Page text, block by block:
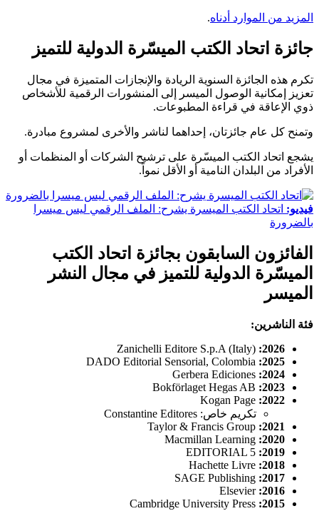
المزيد من الموارد أدناه.
جائزة اتحاد الكتب الميسّرة الدولية للتميز
تكرم هذه الجائزة السنوية الريادة والإنجازات المتميزة في مجال
تعزيز إمكانية الوصول الميسر إلى المنشورات الرقمية للأشخاص
ذوي الإعاقة في قراءة المطبوعات.
وتمنح كل عام جائزتان، إحداهما لناشر والأخرى لمشروع مبادرة.
يشجع اتحاد الكتب الميسّرة على ترشيح الشركات أو المنظمات أو
الأفراد من البلدان النامية أو الأقل نمواً.
فيديو: اتحاد الكتب الميسرة يشرح: الملف الرقمي ليس ميسرا
بالضرورة
الفائزون السابقون بجائزة اتحاد الكتب
الميسّرة الدولية للتميز في مجال النشر
الميسر
فئة الناشرين:
2026:
2025:
2024:
2023:
2022:
تكريم خاص: Constantine Editores
2021:
2020:
2019:
2018:
2017:
2016:
Elsevier
2015: